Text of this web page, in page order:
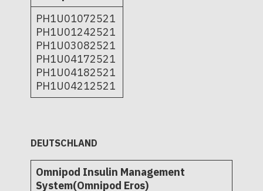
PH1U01072521
PH1U01242521
PH1U03082521
PH1U04172521
PH1U04182521
PH1U04212521
DEUTSCHLAND
Omnipod Insulin Management
System(Omnipod Eros)